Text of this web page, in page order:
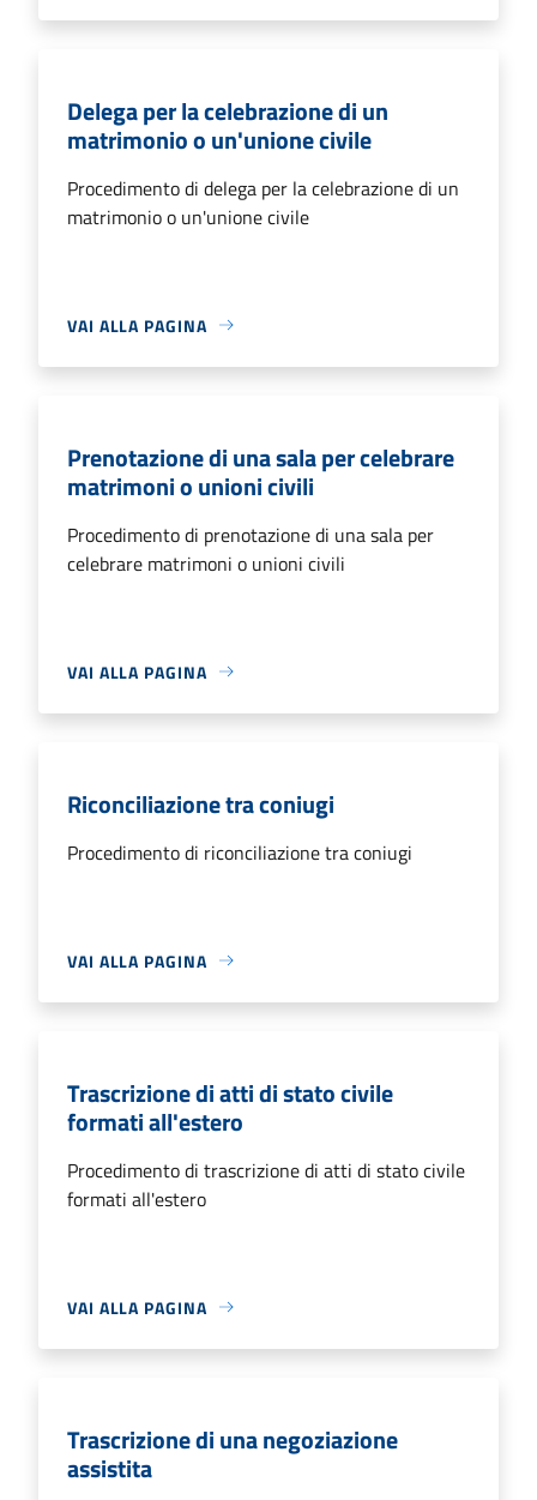
Delega per la celebrazione di un
matrimonio o un'unione civile
Procedimento di delega per la celebrazione di un
matrimonio o un'unione civile
VAI ALLA PAGINA
Prenotazione di una sala per celebrare
matrimoni o unioni civili
Procedimento di prenotazione di una sala per
celebrare matrimoni o unioni civili
VAI ALLA PAGINA
Riconciliazione tra coniugi
Procedimento di riconciliazione tra coniugi
VAI ALLA PAGINA
Trascrizione di atti di stato civile
formati all'estero
Procedimento di trascrizione di atti di stato civile
formati all'estero
VAI ALLA PAGINA
Trascrizione di una negoziazione
assistita